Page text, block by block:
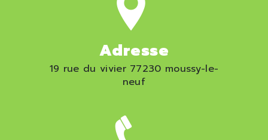
Adresse
19 rue du vivier 77230 moussy-le-
neuf